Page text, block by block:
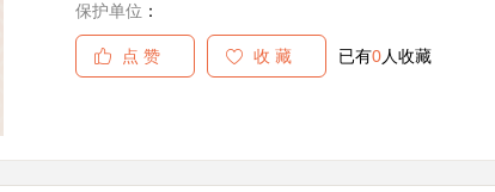
保护单位 ：
点 赞 收 藏 已有0人收藏